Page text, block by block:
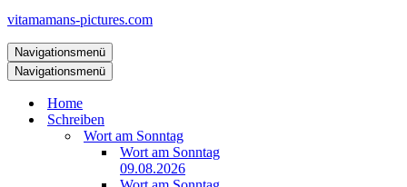
vitamamans-pictures.com
Navigationsmenü
Navigationsmenü
Home
Schreiben
Wort am Sonntag
Wort am Sonntag
09.08.2026